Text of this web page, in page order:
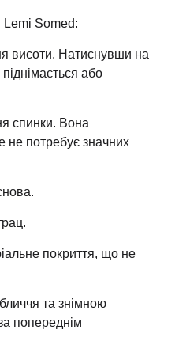
Lemi Somed:
висоти. Натиснувши на
або
спинки. Вона
не потребує значних
покриття, що не
та знімною
попереднім